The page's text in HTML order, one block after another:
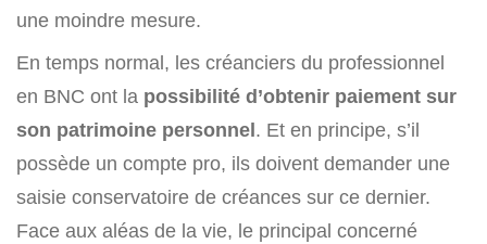
une moindre mesure.
En temps normal, les créanciers du professionnel
en BNC ont la possibilité d’obtenir paiement sur
son patrimoine personnel. Et en principe, s’il
possède un compte pro, ils doivent demander une
saisie conservatoire de créances sur ce dernier.
Face aux aléas de la vie, le principal concerné